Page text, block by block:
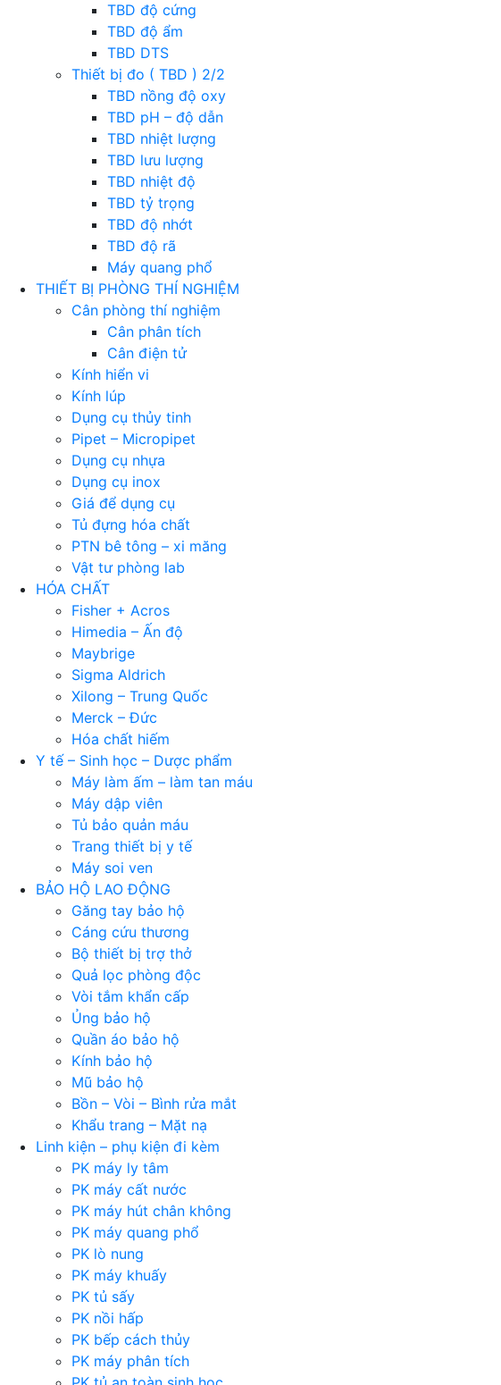
TBD độ cứng
TBD độ ẩm
TBD DTS
Thiết bị đo ( TBD ) 2/2
TBD nồng độ oxy
TBD pH – độ dẫn
TBD nhiệt lượng
TBD lưu lượng
TBD nhiệt độ
TBD tỷ trọng
TBD độ nhớt
TBD độ rã
Máy quang phổ
THIẾT BỊ PHÒNG THÍ NGHIỆM
Cân phòng thí nghiệm
Cân phân tích
Cân điện tử
Kính hiển vi
Kính lúp
Dụng cụ thủy tinh
Pipet – Micropipet
Dụng cụ nhựa
Dụng cụ inox
Giá để dụng cụ
Tủ đựng hóa chất
PTN bê tông – xi măng
Vật tư phòng lab
HÓA CHẤT
Fisher + Acros
Himedia – Ấn độ
Maybrige
Sigma Aldrich
Xilong – Trung Quốc
Merck – Đức
Hóa chất hiếm
Y tế – Sinh học – Dược phẩm
Máy làm ấm – làm tan máu
Máy dập viên
Tủ bảo quản máu
Trang thiết bị y tế
Máy soi ven
BẢO HỘ LAO ĐỘNG
Găng tay bảo hộ
Cáng cứu thương
Bộ thiết bị trợ thở
Quả lọc phòng độc
Vòi tắm khẩn cấp
Ủng bảo hộ
Quần áo bảo hộ
Kính bảo hộ
Mũ bảo hộ
Bồn – Vòi – Bình rửa mắt
Khẩu trang – Mặt nạ
Linh kiện – phụ kiện đi kèm
PK máy ly tâm
PK máy cất nước
PK máy hút chân không
PK máy quang phổ
PK lò nung
PK máy khuấy
PK tủ sấy
PK nồi hấp
PK bếp cách thủy
PK máy phân tích